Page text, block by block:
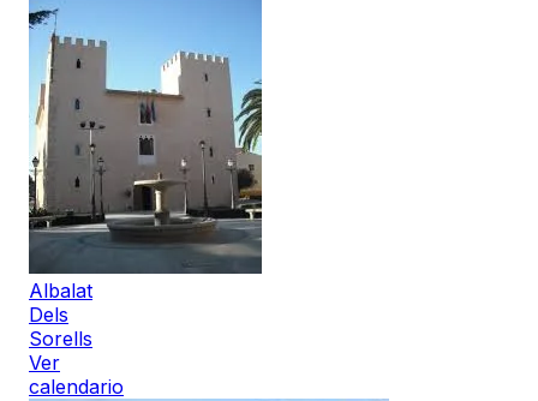
Albalat
Dels
Sorells
Ver
calendario